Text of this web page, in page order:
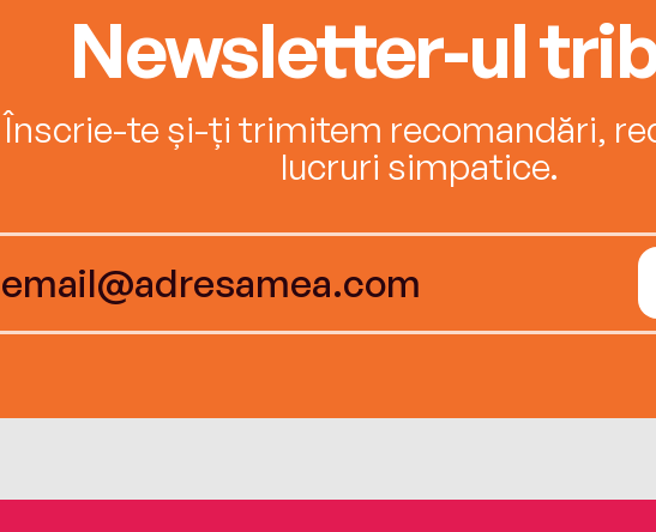
Newsletter-ul
Înscrie-te și-ți trimitem recomandări,
lucruri simpatice.